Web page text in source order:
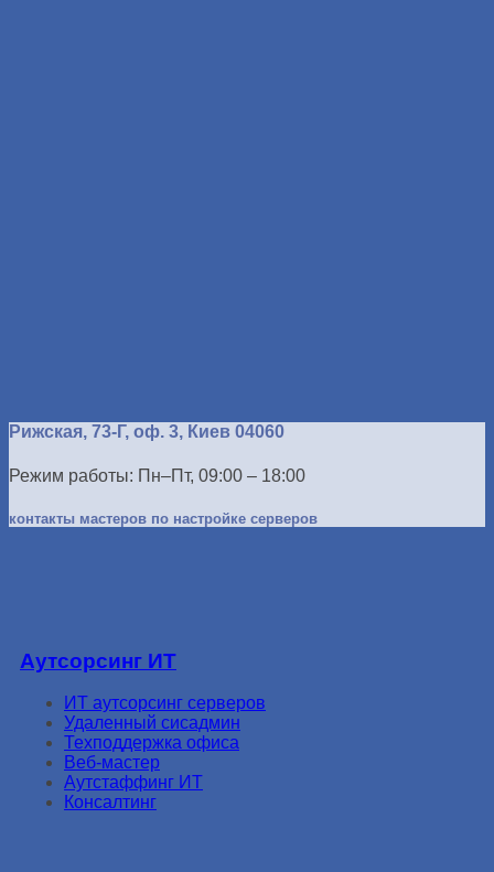
Рижская, 73-Г, оф. 3, Киев 04060
Режим работы: Пн–Пт, 09:00 – 18:00
контакты мастеров по настройке серверов
Аутсорсинг ИТ
ИТ аутсорсинг серверов
Удаленный сисадмин
Техподдержка офиса
Веб-мастер
Аутстаффинг ИТ
Консалтинг